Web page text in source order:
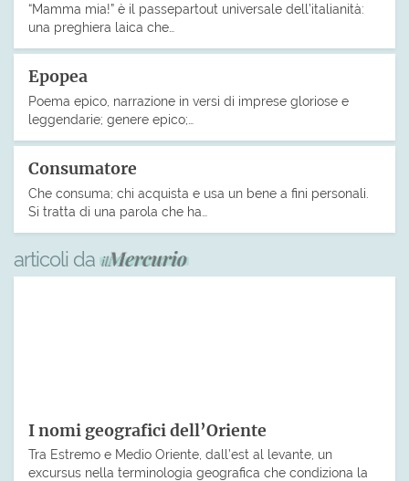
“Mamma mia!” è il passepartout universale dell’italianità:
una preghiera laica che…
Epopea
Poema epico, narrazione in versi di imprese gloriose e
leggendarie; genere epico;…
Consumatore
Che consuma; chi acquista e usa un bene a fini personali.
Si tratta di una parola che ha…
articoli da
I nomi geografici dell’Oriente
Tra Estremo e Medio Oriente, dall’est al levante, un
excursus nella terminologia geografica che condiziona la